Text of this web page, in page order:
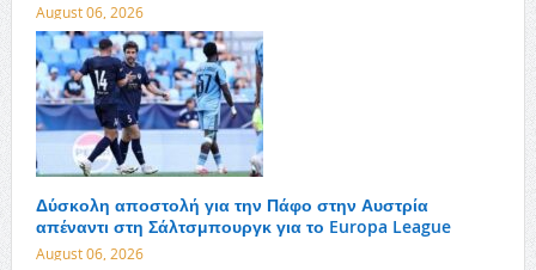
August 06, 2026
Δύσκολη αποστολή για την Πάφο στην Αυστρία
απέναντι στη Σάλτσμπουργκ για το Europa League
August 06, 2026